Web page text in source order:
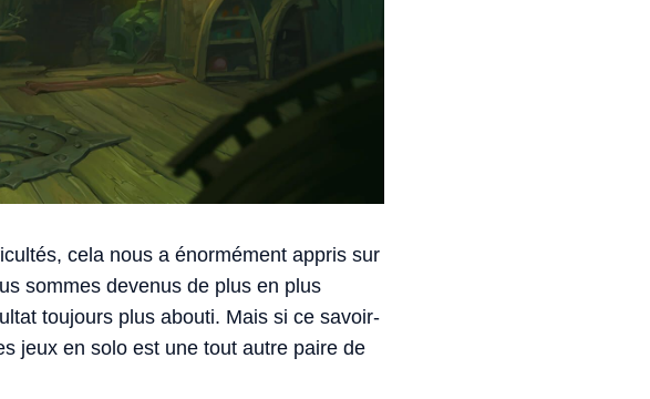
cela nous a énormément appris sur
sommes devenus de plus en plus
toujours plus abouti. Mais si ce savoir-
jeux en solo est une tout autre paire de